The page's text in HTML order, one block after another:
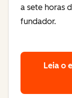
a sete horas
fundador.
Leia o